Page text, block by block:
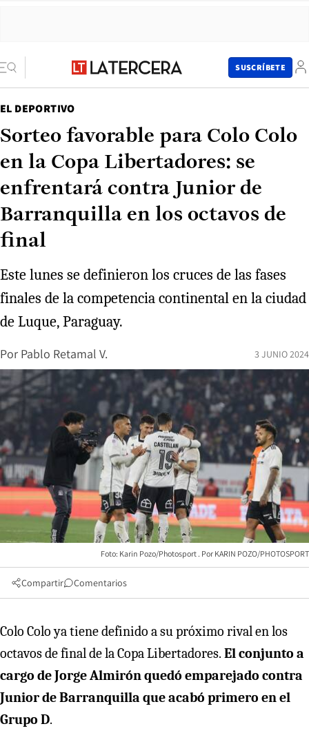
SUSCRÍBETE
EL DEPORTIVO
Sorteo favorable para Colo Colo
en la Copa Libertadores: se
enfrentará contra Junior de
Barranquilla en los octavos de
final
Este lunes se definieron los cruces de las fases
finales de la competencia continental en la ciudad
de Luque, Paraguay.
Por Pablo Retamal V. 3 JUNIO 2024
Foto: Karin Pozo/Photosport KARIN POZO/PHOTOSPORT
Compartir Comentarios
Colo Colo ya tiene definido a su próximo rival en los
octavos de final de la Copa Libertadores. El conjunto a
cargo de Jorge Almirón quedó emparejado contra
Junior de Barranquilla que acabó primero en el
Grupo D.